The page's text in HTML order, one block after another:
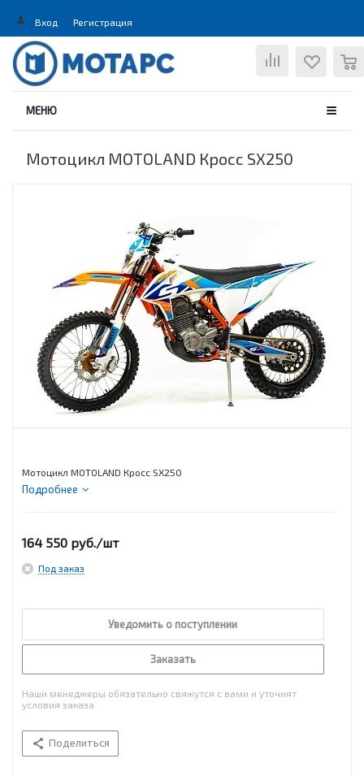
Вход Регистрация
МЕНЮ
Мотоцикл MOTOLAND Кросс SX250
Мотоцикл MOTOLAND Кросс SX250
Подробнее
164 550 руб./шт
Под заказ
Уведомить о поступлении
Заказать
Наши менеджеры обязательно свяжутся с вами и уточнят
условия заказа
Поделиться